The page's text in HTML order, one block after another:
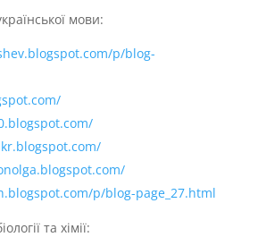
мови:
p/blog-
p/blog-page_27.html
та хімії: